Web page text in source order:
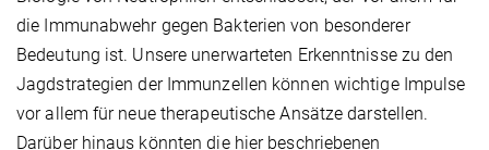
die Immunabwehr gegen Bakterien von besonderer
Bedeutung ist. Unsere unerwarteten Erkenntnisse zu den
Jagdstrategien der Immunzellen können wichtige Impulse
vor allem für neue therapeutische Ansätze darstellen.
Darüber hinaus könnten die hier beschriebenen